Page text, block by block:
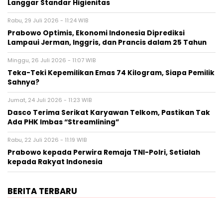
Langgar Standar Higienitas
Rabu, 29 Juli 2026 - 11:24 WIB
Prabowo Optimis, Ekonomi Indonesia Diprediksi
Lampaui Jerman, Inggris, dan Prancis dalam 25 Tahun
Minggu, 26 Juli 2026 - 11:07 WIB
Teka-Teki Kepemilikan Emas 74 Kilogram, Siapa Pemilik
Sahnya?
Jumat, 24 Juli 2026 - 11:23 WIB
Dasco Terima Serikat Karyawan Telkom, Pastikan Tak
Ada PHK Imbas “Streamlining”
Rabu, 22 Juli 2026 - 11:19 WIB
Prabowo kepada Perwira Remaja TNI-Polri, Setialah
kepada Rakyat Indonesia
BERITA TERBARU